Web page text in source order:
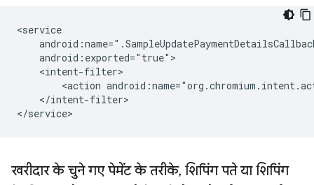
<action
</intent-filter>
खरीदार के चुने गए पेमेंट के तरीके, शिपिंग पते या शिपिंग